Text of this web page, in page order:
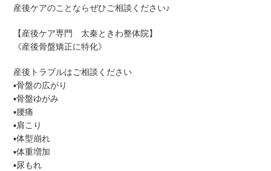
産後ケアのことならぜひご相談ください♪
【産後ケア専門 太秦ときわ整体院】
《産後骨盤矯正に特化》
産後トラブルはご相談ください
▪︎骨盤の広がり
▪︎骨盤ゆがみ
▪︎腰痛
▪︎肩こり
▪︎体型崩れ
▪︎体重増加
▪︎尿もれ